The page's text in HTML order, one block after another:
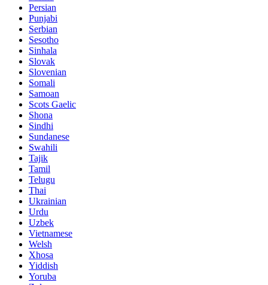
Persian
Punjabi
Serbian
Sesotho
Sinhala
Slovak
Slovenian
Somali
Samoan
Scots Gaelic
Shona
Sindhi
Sundanese
Swahili
Tajik
Tamil
Telugu
Thai
Ukrainian
Urdu
Uzbek
Vietnamese
Welsh
Xhosa
Yiddish
Yoruba